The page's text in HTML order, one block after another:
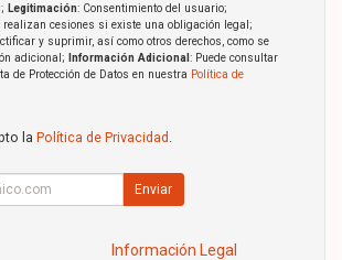
Legitimación: Consentimiento del usuario;
realizan cesiones si existe una obligación legal;
y suprimir, así como otros derechos, como se
adicional;
Información Adicional : Puede consultar
de Protección de Datos en nuestra Política de
la Política de Privacidad
Enviar
Información Legal